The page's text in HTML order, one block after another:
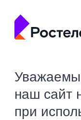
наш сайт
при